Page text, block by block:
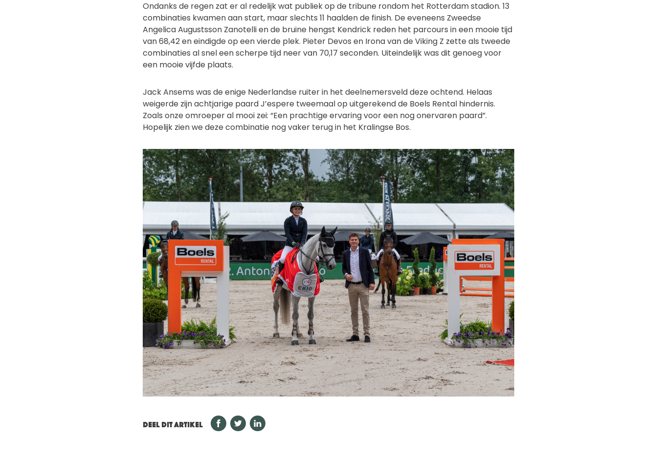
Ondanks de regen zat er al redelijk wat publiek op de tribune rondom het Rotterdam stadion. 13
combinaties kwamen aan start, maar slechts 11 haalden de finish. De eveneens Zweedse
Angelica Augustsson Zanotelli en de bruine hengst Kendrick reden het parcours in een mooie tijd
van 68,42 en eindigde op een vierde plek. Pieter Devos en Irona van de Viking Z zette als tweede
combinaties al snel een scherpe tijd neer van 70,17 seconden. Uiteindelijk was dit genoeg voor
een mooie vijfde plaats.
Jack Ansems was de enige Nederlandse ruiter in het deelnemersveld deze ochtend. Helaas
weigerde zijn achtjarige paard J’espere tweemaal op uitgerekend de Boels Rental hindernis.
Zoals onze omroeper al mooi zei: “Een prachtige ervaring voor een nog onervaren paard”.
Hopelijk zien we deze combinatie nog vaker terug in het Kralingse Bos.
DEEL DIT ARTIKEL